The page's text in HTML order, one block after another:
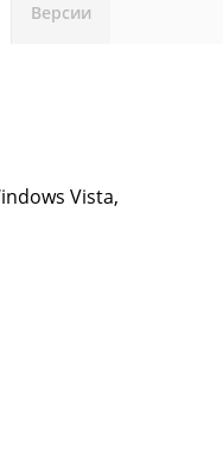
Версии
Vista,